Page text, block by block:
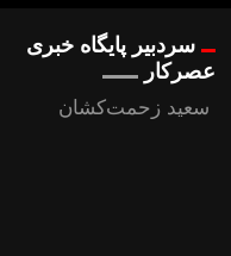
سردبیر پایگاه خبری
عصرکار
سعید زحمت‌کشان